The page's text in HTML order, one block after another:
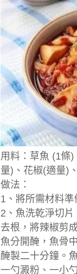
用料：草魚 (1條
量)、花椒(適量)
做法：
1、將所需材料準
2、魚洗乾淨切
去根，將辣椒剪
魚分開醃，魚骨
醃製二十分鐘。
一勺澱粉、一小